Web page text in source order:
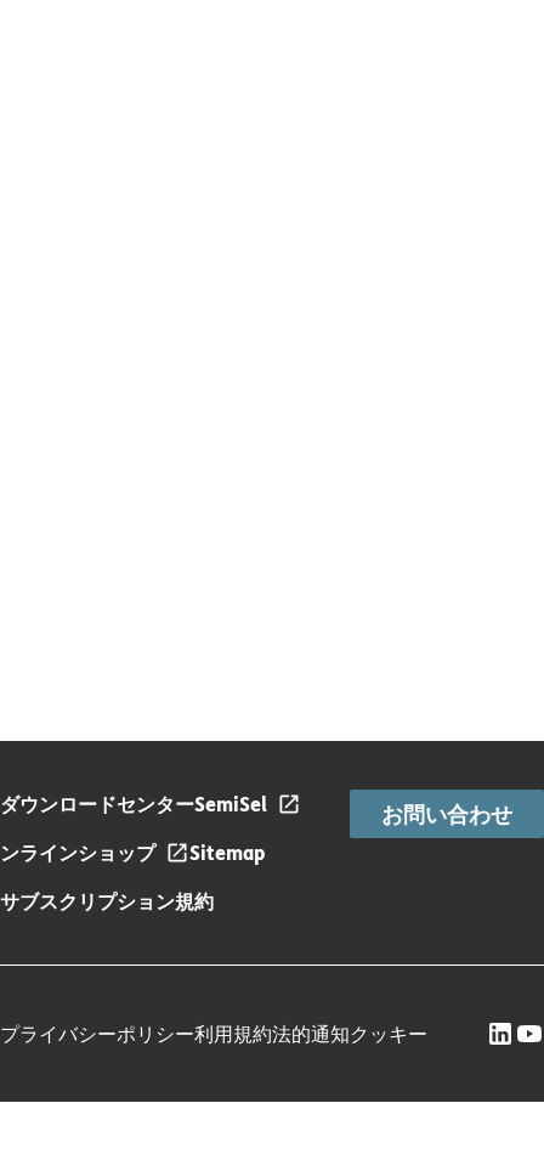
ダウンロードセンターSemiSel
ンラインショップ
Sitemap
サブスクリプション規約
お問い合わせ
プライバシーポリシー利用規約法的通知クッキー